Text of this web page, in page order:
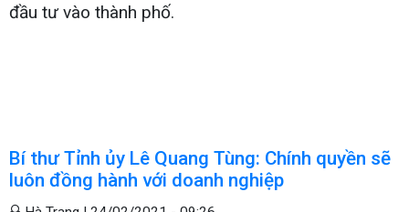
đầu tư vào thành phố.
Bí thư Tỉnh ủy Lê Quang Tùng: Chính quyền sẽ
luôn đồng hành với doanh nghiệp